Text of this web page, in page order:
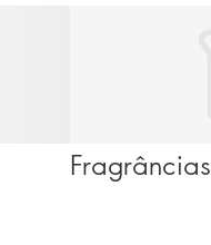
Fragrâncias